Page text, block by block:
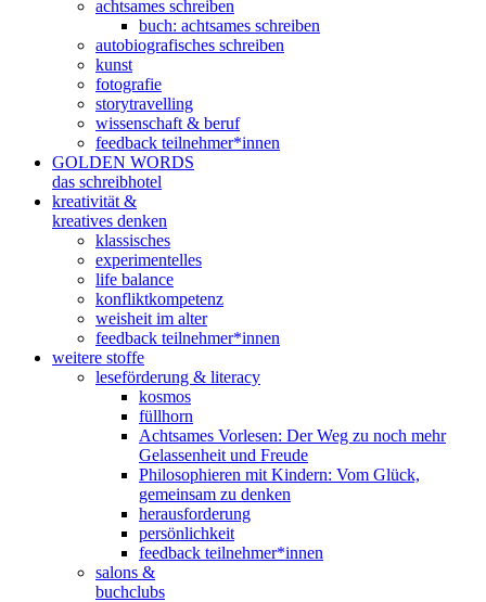
achtsames schreiben
buch: achtsames schreiben
autobiografisches schreiben
kunst
fotografie
storytravelling
wissenschaft & beruf
feedback teilnehmer*innen
GOLDEN WORDS
das schreibhotel
kreativität &
kreatives denken
klassisches
experimentelles
life balance
konfliktkompetenz
weisheit im alter
feedback teilnehmer*innen
weitere stoffe
leseförderung & literacy
kosmos
füllhorn
Achtsames Vorlesen: Der Weg zu noch mehr
Gelassenheit und Freude
Philosophieren mit Kindern: Vom Glück,
gemeinsam zu denken
herausforderung
persönlichkeit
feedback teilnehmer*innen
salons &
buchclubs